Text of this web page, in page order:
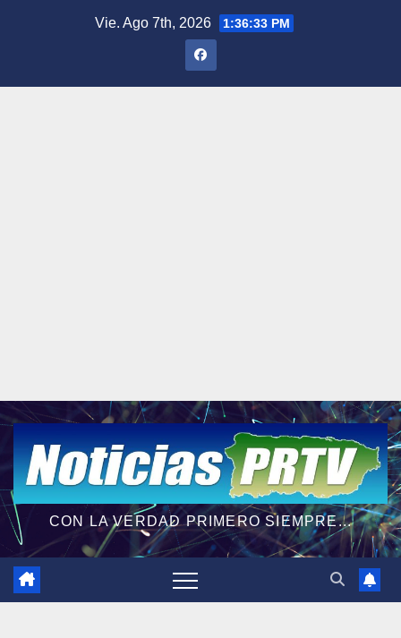
Vie. Ago 7th, 2026 1:36:34 PM
CON LA VERDAD PRIMERO SIEMPRE...